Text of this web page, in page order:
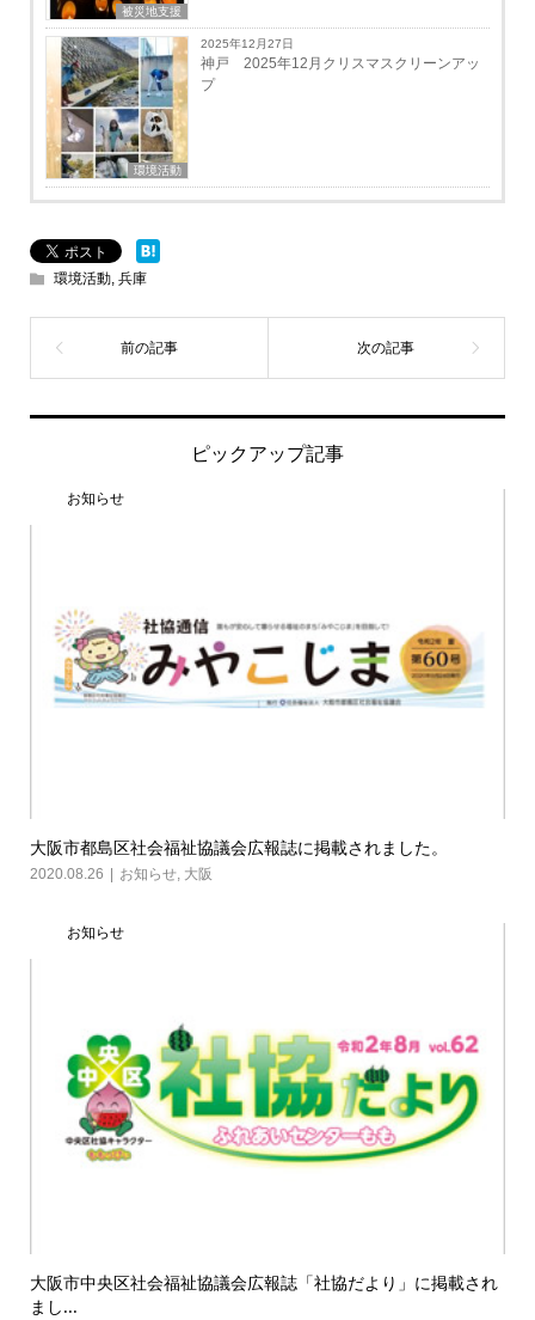
被災地支援
環境活動
2025年12月27日
神戸 2025年12月クリスマスクリーンアッ
プ
環境活動, 兵庫
ピックアップ記事
お知らせ
大阪市都島区社会福祉協議会広報誌に掲載されました。
2020.08.26 お知らせ, 大阪
お知らせ
大阪市中央区社会福祉協議会広報誌「社協だより」に掲載され
まし...